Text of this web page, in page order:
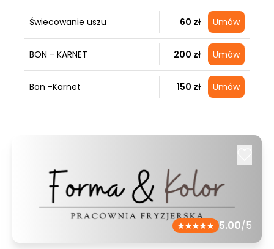
Świecowanie uszu 60 zł Umów
BON - KARNET 200 zł Umów
Bon -Karnet 150 zł Umów
5.00/5